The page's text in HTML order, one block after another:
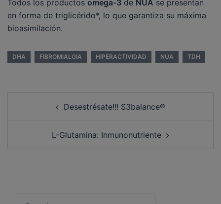
Todos los productos omega-3 de NUA se presentan
en forma de triglicérido*, lo que garantiza su máxima
bioasimilación.
DHA FIBROMIALGIA HIPERACTIVIDAD NUA TDH
Desestrésate!!! S3balance®
L-Glutamina: Inmunonutriente